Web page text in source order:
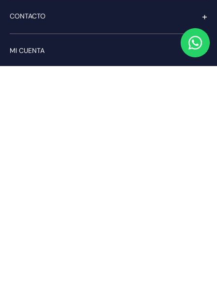
CONTACTO +
MI CUENTA +